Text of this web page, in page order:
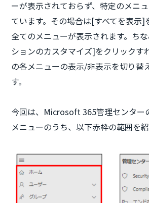
ーが表示されておらず、特定のメニ
ています。その場合は[すべてを表示]
全てのメニューが表示されます。ち
ションのカスタマイズ]をクリックす
の各メニューの表示/非表示を切り替
す。
今回は、Microsoft 365管理センター
メニューのうち、以下赤枠の範囲を紹